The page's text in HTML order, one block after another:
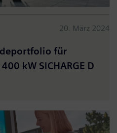
20. März 2024
für
kW SICHARGE D